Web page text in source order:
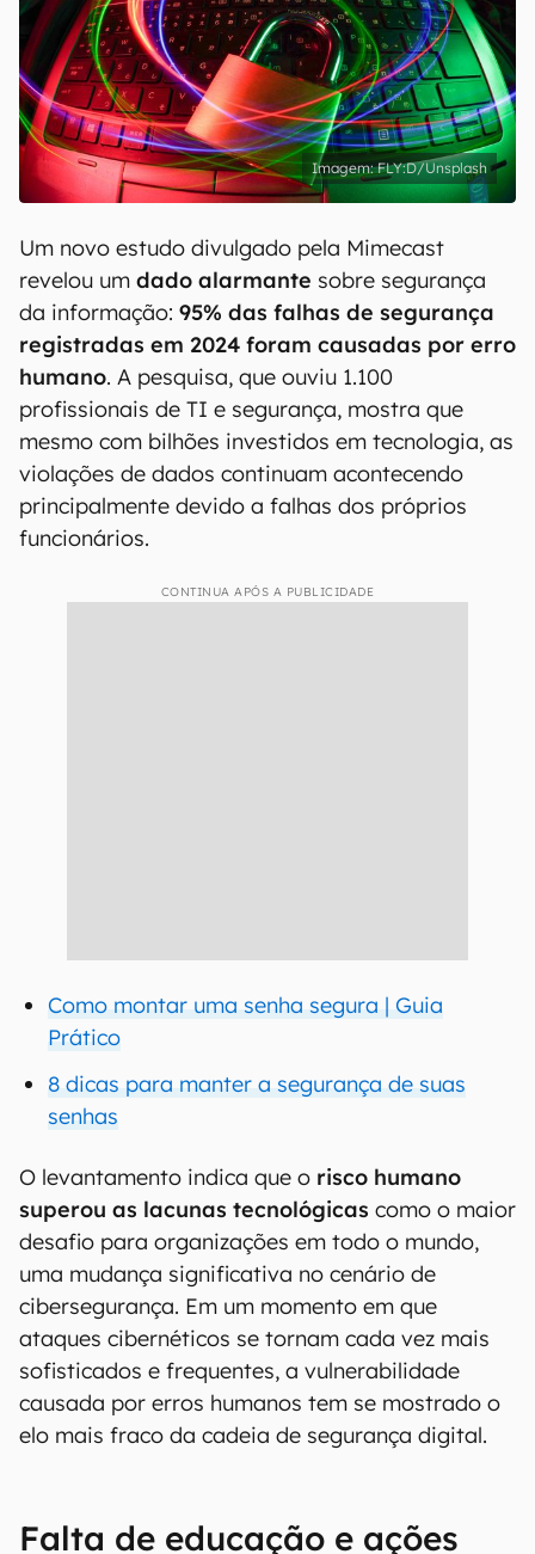
FLY:D/Unsplash
Um novo estudo divulgado pela Mimecast
revelou um dado alarmante sobre segurança
da informação: 95% das falhas de segurança
registradas em 2024 foram causadas por erro
humano. A pesquisa, que ouviu 1.100
profissionais de TI e segurança, mostra que
mesmo com bilhões investidos em tecnologia, as
violações de dados continuam acontecendo
principalmente devido a falhas dos próprios
funcionários.
CONTINUA APÓS A PUBLICIDADE
Como montar uma senha segura | Guia
Prático
8 dicas para manter a segurança de suas
senhas
O levantamento indica que o risco humano
superou as lacunas tecnológicas como o maior
desafio para organizações em todo o mundo,
uma mudança significativa no cenário de
cibersegurança. Em um momento em que
ataques cibernéticos se tornam cada vez mais
sofisticados e frequentes, a vulnerabilidade
causada por erros humanos tem se mostrado o
elo mais fraco da cadeia de segurança digital.
Falta de educação e ações